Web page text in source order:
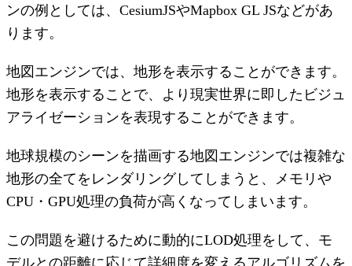
ンの例としては、CesiumJSやMapbox GL JSなどがあ
ります。
地図エンジンでは、地形を表示することができます。
地形を表示することで、より現実世界に即したビジュ
アライゼーションを表現することができます。
地球規模のシーンを描画する地図エンジンでは複雑な
地形の全てをレンダリングしてしまうと、メモリや
CPU・GPU処理の負荷が高くなってしまいます。
この問題を避けるために動的にLOD処理をして、モ
デルとの距離に応じて詳細度を変えるアルゴリズムを